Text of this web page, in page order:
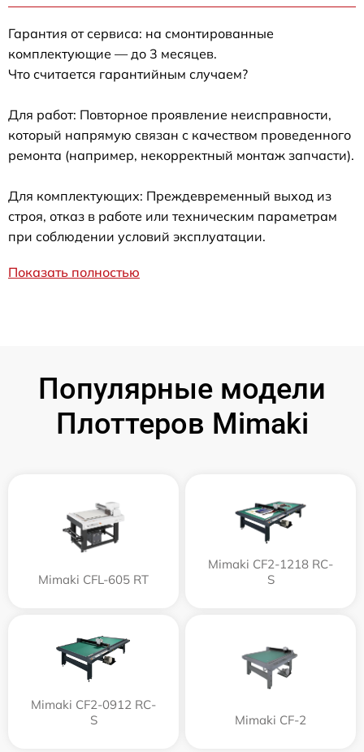
Гарантия от сервиса: на смонтированные
комплектующие — до 3 месяцев.
Что считается гарантийным случаем?
Для работ: Повторное проявление неисправности,
который напрямую связан с качеством проведенного
ремонта (например, некорректный монтаж запчасти).
Для комплектующих: Преждевременный выход из
строя, отказ в работе или техническим параметрам
при соблюдении условий эксплуатации.
Показать полностью
Популярные модели
Плоттеров Mimaki
Mimaki CFL-605 RT
Mimaki CF2-1218 RC-
S
Mimaki CF2-0912 RC-
S
Mimaki CF-2